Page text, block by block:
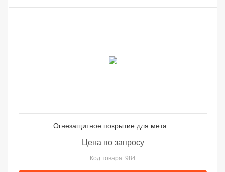
Огнезащитное покрытие для мета...
Цена по запросу
Код товара: 984